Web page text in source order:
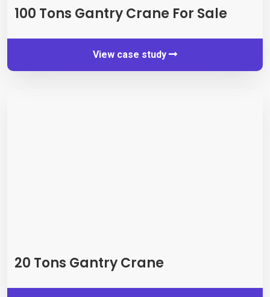
100 Tons Gantry Crane For Sale
View case study
20 Tons Gantry Crane